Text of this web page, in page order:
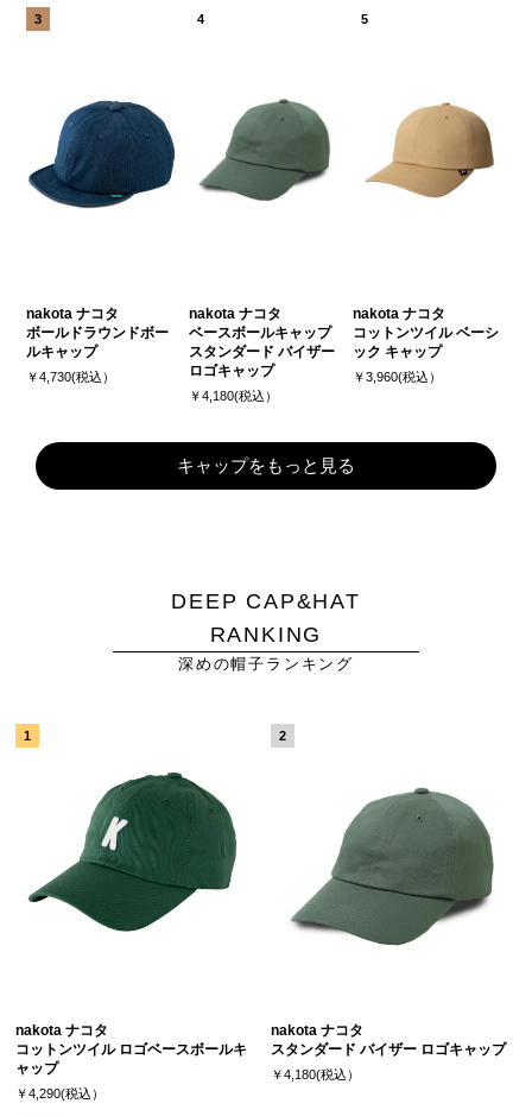
nakota ナコタ
ボールドラウンドボー
ルキャップ
￥4,730(税込）
nakota ナコタ
ベースボールキャップ
スタンダード バイザー
ロゴキャップ
￥4,180(税込）
nakota ナコタ
コットンツイル ベーシ
ック キャップ
￥3,960(税込）
キャップをもっと見る
DEEP CAP&HAT
RANKING
深めの帽子ランキング
nakota ナコタ
コットンツイル ロゴベースボールキ
ャップ
￥4,290(税込）
nakota ナコタ
スタンダード バイザー ロゴキャップ
￥4,180(税込）